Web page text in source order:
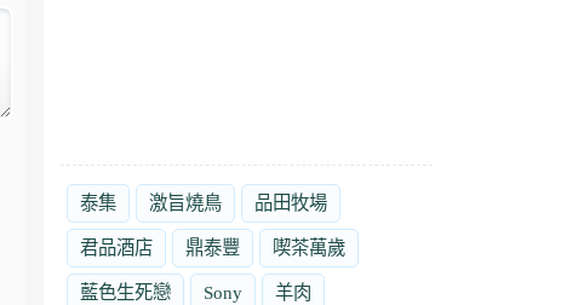
泰集 激旨燒鳥 品田牧場
君品酒店 鼎泰豐 喫茶萬歲
藍色生死戀 Sony 羊肉